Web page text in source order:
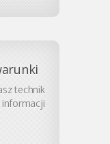
technik
informacji